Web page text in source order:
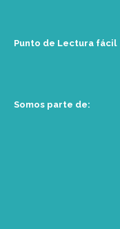
Punto de Lectura fácil
Somos parte de: